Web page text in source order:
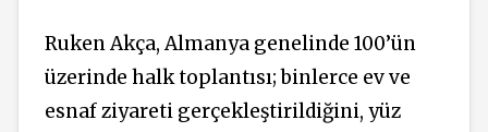
Ruken Akça, Almanya genelinde 100’ün
üzerinde halk toplantısı; binlerce ev ve
esnaf ziyareti gerçekleştirildiğini, yüz